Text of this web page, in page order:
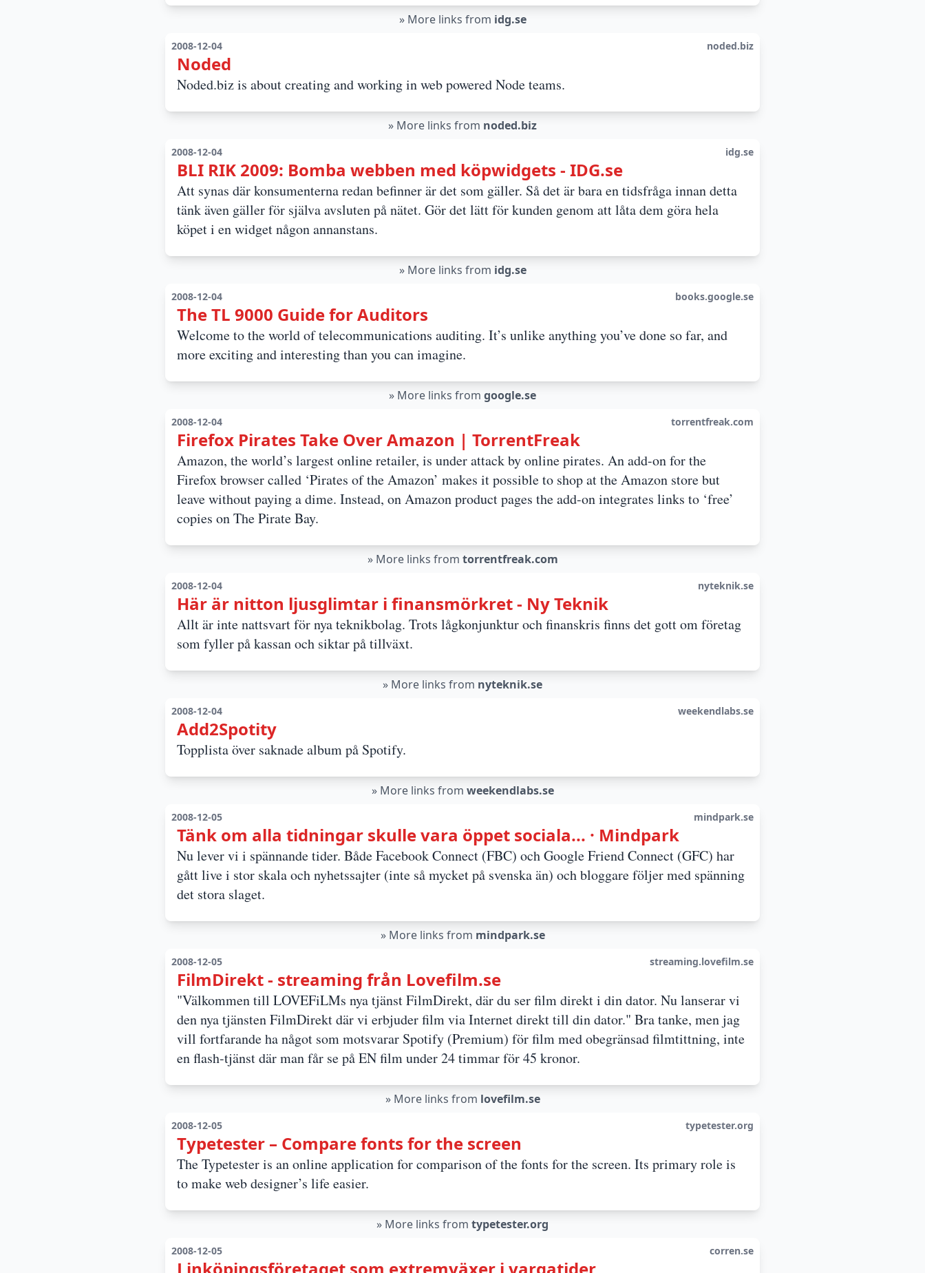
» More links from idg.se
2008-12-04 noded.biz
Noded
Noded.biz is about creating and working in web powered Node teams.
» More links from noded.biz
2008-12-04 idg.se
BLI RIK 2009: Bomba webben med köpwidgets - IDG.se
Att synas där konsumenterna redan befinner är det som gäller. Så det är bara en tidsfråga innan detta
tänk även gäller för själva avsluten på nätet. Gör det lätt för kunden genom att låta dem göra hela
köpet i en widget någon annanstans.
» More links from idg.se
2008-12-04 books.google.se
The TL 9000 Guide for Auditors
Welcome to the world of telecommunications auditing. It’s unlike anything you’ve done so far, and
more exciting and interesting than you can imagine.
» More links from google.se
2008-12-04 torrentfreak.com
Firefox Pirates Take Over Amazon | TorrentFreak
Amazon, the world’s largest online retailer, is under attack by online pirates. An add-on for the
Firefox browser called ‘Pirates of the Amazon’ makes it possible to shop at the Amazon store but
leave without paying a dime. Instead, on Amazon product pages the add-on integrates links to ‘free’
copies on The Pirate Bay.
» More links from torrentfreak.com
2008-12-04 nyteknik.se
Här är nitton ljusglimtar i finansmörkret - Ny Teknik
Allt är inte nattsvart för nya teknikbolag. Trots lågkonjunktur och finanskris finns det gott om företag
som fyller på kassan och siktar på tillväxt.
» More links from nyteknik.se
2008-12-04 weekendlabs.se
Add2Spotity
Topplista över saknade album på Spotify.
» More links from weekendlabs.se
2008-12-05 mindpark.se
Tänk om alla tidningar skulle vara öppet sociala... · Mindpark
Nu lever vi i spännande tider. Både Facebook Connect (FBC) och Google Friend Connect (GFC) har
gått live i stor skala och nyhetssajter (inte så mycket på svenska än) och bloggare följer med spänning
det stora slaget.
» More links from mindpark.se
2008-12-05 streaming.lovefilm.se
FilmDirekt - streaming från Lovefilm.se
"Välkommen till LOVEFiLMs nya tjänst FilmDirekt, där du ser film direkt i din dator. Nu lanserar vi
den nya tjänsten FilmDirekt där vi erbjuder film via Internet direkt till din dator." Bra tanke, men jag
vill fortfarande ha något som motsvarar Spotify (Premium) för film med obegränsad filmtittning, inte
en flash-tjänst där man får se på EN film under 24 timmar för 45 kronor.
» More links from lovefilm.se
2008-12-05 typetester.org
Typetester – Compare fonts for the screen
The Typetester is an online application for comparison of the fonts for the screen. Its primary role is
to make web designer’s life easier.
» More links from typetester.org
2008-12-05 corren.se